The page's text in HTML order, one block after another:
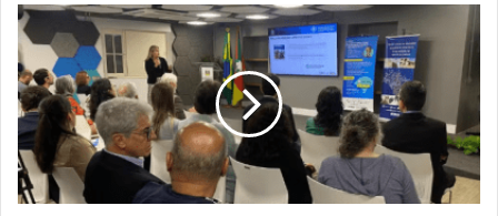
IBGE
inicia
pesquisa
sobre
efeitos
das
enchentes
de
2024